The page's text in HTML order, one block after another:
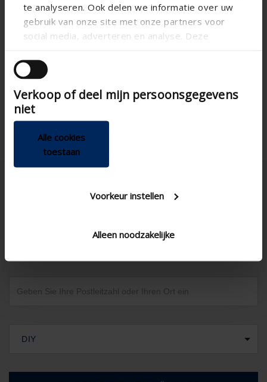
te analyseren. Ook delen we informatie over uw
gebruik van onze site met onze partners voor
social media, adverteren en analyse. Deze
andere informatie die u aan ze heeft verstrekt of
die ze hebben verzameld op basis van uw gebruik
van hun services.
Verkoop of deel mijn persoonsgegevens
niet
Alle cookies
toestaan
Voorkeur instellen
Alleen noodzakelijke
DIY